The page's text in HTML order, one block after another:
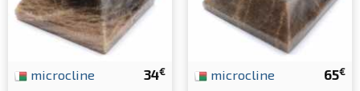
34€
microcline 65€
microcline